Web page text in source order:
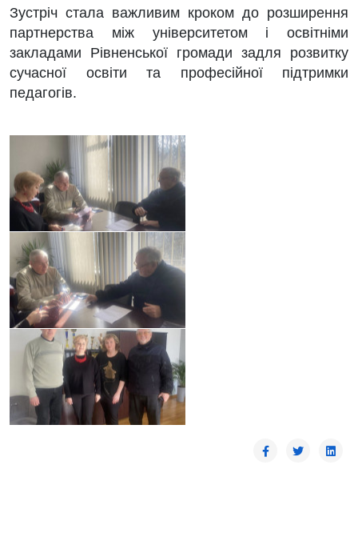
Зустріч стала важливим кроком до розширення
партнерства між університетом і освітніми
закладами Рівненської громади задля розвитку
сучасної освіти та професійної підтримки
педагогів.